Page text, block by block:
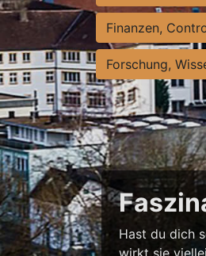
Finanzen,
Forschung,
Hast du dich